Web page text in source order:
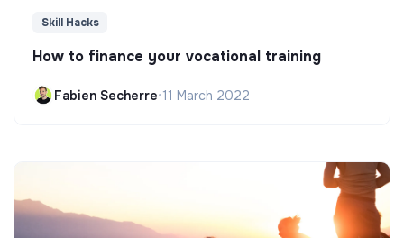
Skill Hacks
How to finance your vocational training
Fabien Secherre•11 March 2022